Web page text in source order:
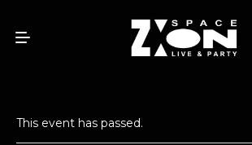
This event has passed.